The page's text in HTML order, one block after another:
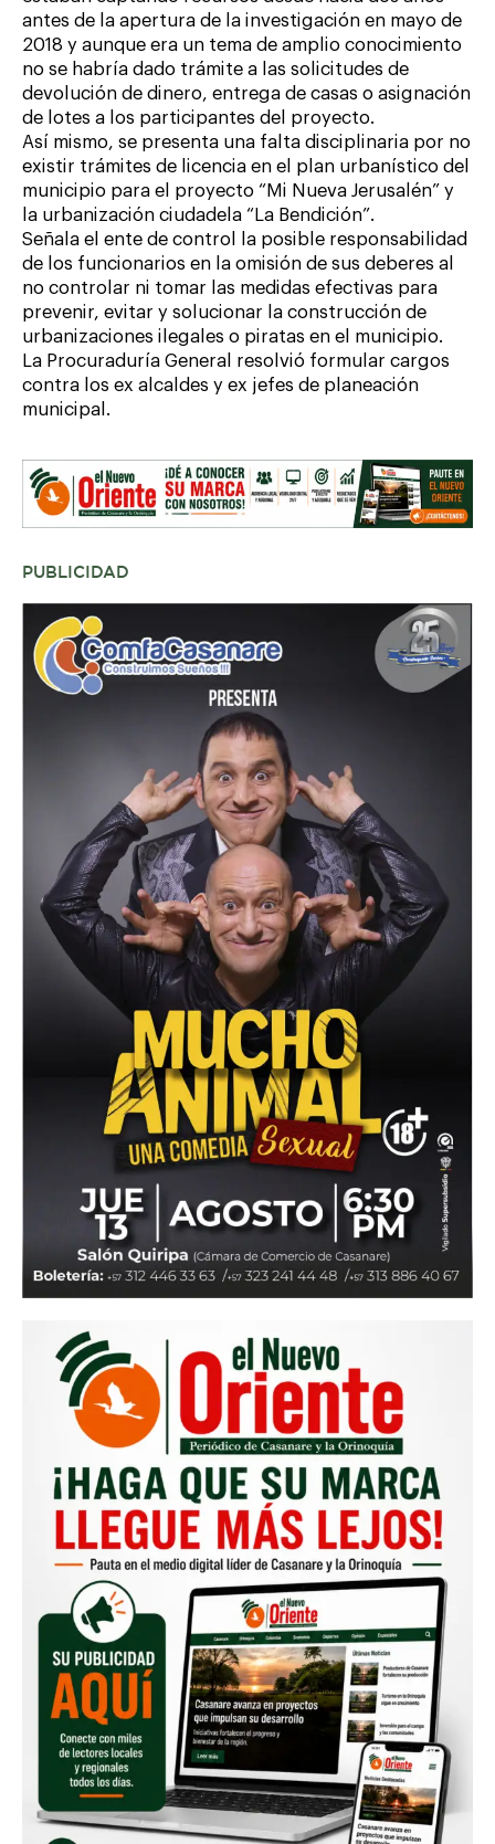
antes de la apertura de la investigación en mayo de
2018 y aunque era un tema de amplio conocimiento
no se habría dado trámite a las solicitudes de
devolución de dinero, entrega de casas o asignación
de lotes a los participantes del proyecto.
Así mismo, se presenta una falta disciplinaria por no
existir trámites de licencia en el plan urbanístico del
municipio para el proyecto “Mi Nueva Jerusalén” y
la urbanización ciudadela “La Bendición”.
Señala el ente de control la posible responsabilidad
de los funcionarios en la omisión de sus deberes al
no controlar ni tomar las medidas efectivas para
prevenir, evitar y solucionar la construcción de
urbanizaciones ilegales o piratas en el municipio.
La Procuraduría General resolvió formular cargos
contra los ex alcaldes y ex jefes de planeación
municipal.
PUBLICIDAD